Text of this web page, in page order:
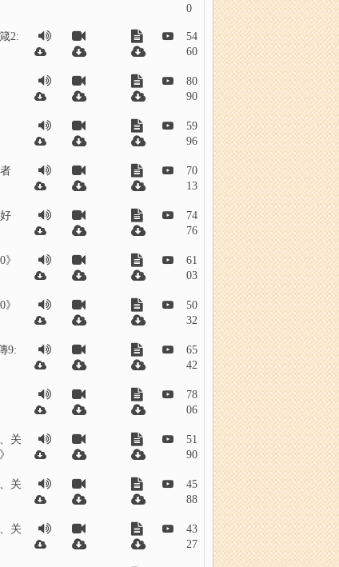
0
2:
54
60
80
90
59
96
70
13
74
76
61
03
50
32
9:
65
42
78
06
关
51
90
关
45
88
关
43
27